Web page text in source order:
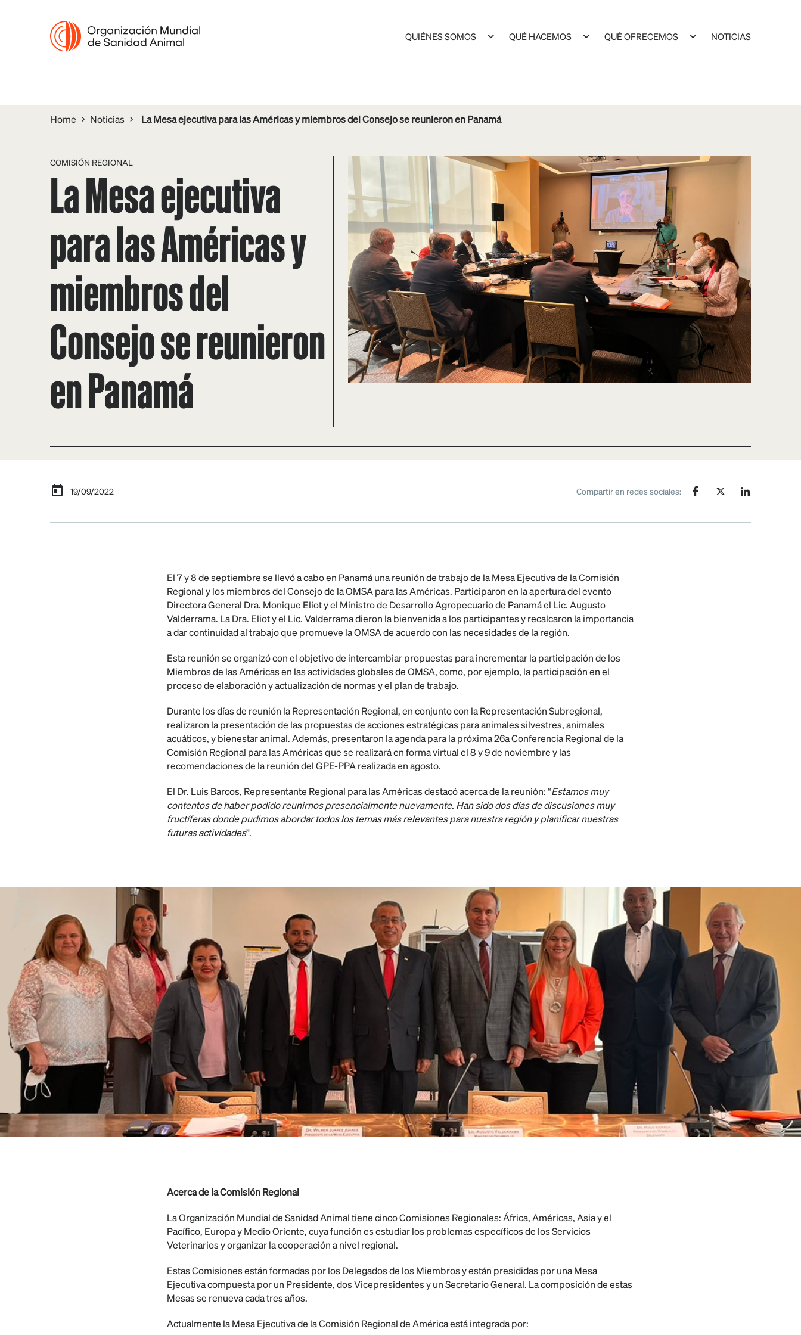
QUIÉNES SOMOS QUÉ HACEMOS QUÉ OFRECEMOS NOTICIAS
Home Noticias La Mesa ejecutiva para las Américas y miembros del Consejo se reunieron en Panamá
COMISIÓN REGIONAL
La Mesa ejecutiva
para las Américas y
miembros del
Consejo se reunieron
en Panamá
19/09/2022 Compartir en redes sociales:
El 7 y 8 de septiembre se llevó a cabo en Panamá una reunión de trabajo de la Mesa Ejecutiva de la Comisión
Regional y los miembros del Consejo de la OMSA para las Américas. Participaron en la apertura del evento
Directora General Dra. Monique Eliot y el Ministro de Desarrollo Agropecuario de Panamá el Lic. Augusto
Valderrama. La Dra. Eliot y el Lic. Valderrama dieron la bienvenida a los participantes y recalcaron la importancia
a dar continuidad al trabajo que promueve la OMSA de acuerdo con las necesidades de la región.
Esta reunión se organizó con el objetivo de intercambiar propuestas para incrementar la participación de los
Miembros de las Américas en las actividades globales de OMSA, como, por ejemplo, la participación en el
proceso de elaboración y actualización de normas y el plan de trabajo.
Durante los días de reunión la Representación Regional, en conjunto con la Representación Subregional,
realizaron la presentación de las propuestas de acciones estratégicas para animales silvestres, animales
acuáticos, y bienestar animal. Además, presentaron la agenda para la próxima 26a Conferencia Regional de la
Comisión Regional para las Américas que se realizará en forma virtual el 8 y 9 de noviembre y las
recomendaciones de la reunión del GPE-PPA realizada en agosto.
El Dr. Luis Barcos, Representante Regional para las Américas destacó acerca de la reunión: “Estamos muy
contentos de haber podido reunirnos presencialmente nuevamente. Han sido dos días de discusiones muy
fructíferas donde pudimos abordar todos los temas más relevantes para nuestra región y planificar nuestras
futuras actividades”.
Acerca de la Comisión Regional
La Organización Mundial de Sanidad Animal tiene cinco Comisiones Regionales: África, Américas, Asia y el
Pacífico, Europa y Medio Oriente, cuya función es estudiar los problemas específicos de los Servicios
Veterinarios y organizar la cooperación a nivel regional.
Estas Comisiones están formadas por los Delegados de los Miembros y están presididas por una Mesa
Ejecutiva compuesta por un Presidente, dos Vicepresidentes y un Secretario General. La composición de estas
Mesas se renueva cada tres años.
Actualmente la Mesa Ejecutiva de la Comisión Regional de América está integrada por: